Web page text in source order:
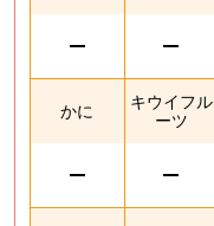
かに
キウイフル
ーツ